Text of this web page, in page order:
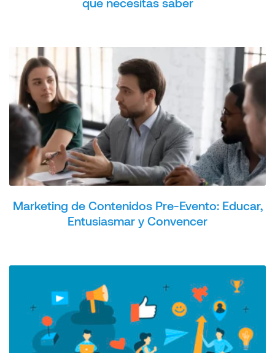
Marketing de Contenidos Pre-Evento: Educar,
Entusiasmar y Convencer